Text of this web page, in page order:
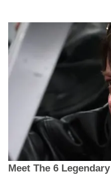
Meet The 6